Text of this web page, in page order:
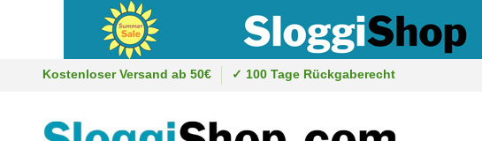
Kostenloser Versand ab 50€ ✓ 100 Tage Rückgaberecht